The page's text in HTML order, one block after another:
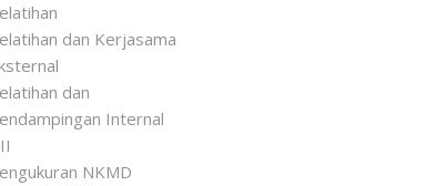
dan Kerjasama
dan
Internal
NKMD